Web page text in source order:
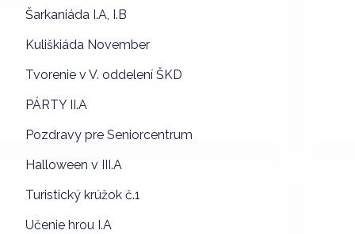
Šarkaniáda I.A, I.B
Kuliškiáda November
Tvorenie v V. oddelení ŠKD
PÁRTY II.A
Pozdravy pre Seniorcentrum
Halloween v III.A
Turistický krúžok č.1
Učenie hrou I.A